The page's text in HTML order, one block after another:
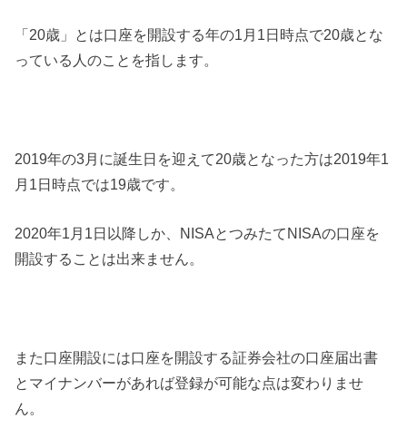
「20歳」とは口座を開設する年の1月1日時点で20歳とな
っている人のことを指します。
2019年の3月に誕生日を迎えて20歳となった方は2019年1
月1日時点では19歳です。
2020年1月1日以降しか、NISAとつみたてNISAの口座を
開設することは出来ません。
また口座開設には口座を開設する証券会社の口座届出書
とマイナンバーがあれば登録が可能な点は変わりませ
ん。